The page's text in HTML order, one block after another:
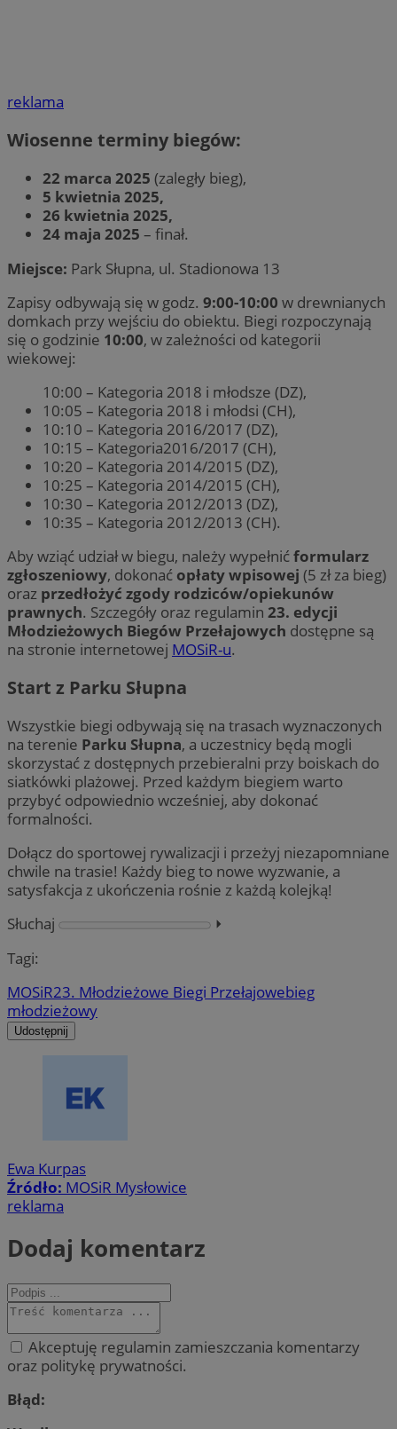
reklama
Wiosenne terminy biegów:
22 marca 2025 (zaległy bieg),
5 kwietnia 2025,
26 kwietnia 2025,
24 maja 2025 – finał.
Miejsce: Park Słupna, ul. Stadionowa 13
Zapisy odbywają się w godz. 9:00-10:00 w drewnianych
domkach przy wejściu do obiektu. Biegi rozpoczynają
się o godzinie 10:00, w zależności od kategorii
wiekowej:
10:00 – Kategoria 2018 i młodsze (DZ),
10:05 – Kategoria 2018 i młodsi (CH),
10:10 – Kategoria 2016/2017 (DZ),
10:15 – Kategoria2016/2017 (CH),
10:20 – Kategoria 2014/2015 (DZ),
10:25 – Kategoria 2014/2015 (CH),
10:30 – Kategoria 2012/2013 (DZ),
10:35 – Kategoria 2012/2013 (CH).
Aby wziąć udział w biegu, należy wypełnićformularz
zgłoszeniowy, dokonać opłaty wpisowej (5 zł za bieg)
oraz przedłożyć zgody rodziców/opiekunów
prawnych. Szczegóły oraz regulamin 23. edycji
Młodzieżowych Biegów Przełajowych dostępne są
na stronie internetowej MOSiR-u.
Start z Parku Słupna
Wszystkie biegi odbywają się na trasach wyznaczonych
na terenie Parku Słupna, a uczestnicy będą mogli
skorzystać z dostępnych przebieralni przy boiskach do
siatkówki plażowej. Przed każdym biegiem warto
przybyć odpowiednio wcześniej, aby dokonać
formalności.
Dołącz do sportowej rywalizacji i przeżyj niezapomniane
chwile na trasie! Każdy bieg to nowe wyzwanie, a
satysfakcja z ukończenia rośnie z każdą kolejką!
Słuchaj
⏵︎
Tagi:
MOSiR23. Młodzieżowe Biegi Przełajowebieg
młodzieżowy
Udostępnij
Ewa Kurpas
Źródło: MOSiR Mysłowice
reklama
Dodaj komentarz
Akceptuję regulamin zamieszczania komentarzy
oraz politykę prywatności.
Błąd: